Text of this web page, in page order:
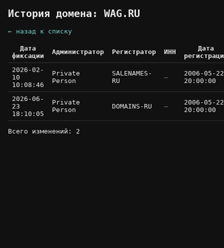
История домена: WAG.RU
← назад к списку
Дата
фиксации
Администратор Регистратор ИНН
Дата
2026-02-
10
10:08:46
Private
Person
SALENAMES-
RU
—
2006-05-22
20:00:00
2026-06-
23
18:10:05
Private
Person
DOMAINS-RU —
2006-05-22
20:00:00
Всего изменений: 2